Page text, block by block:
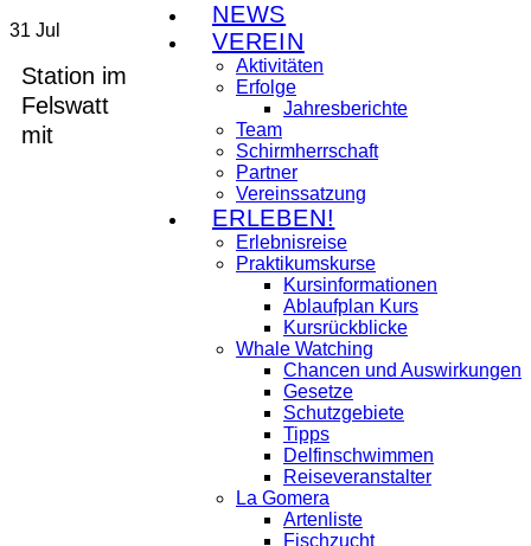
NEWS
VEREIN
Aktivitäten
Erfolge
Jahresberichte
Team
Schirmherrschaft
Partner
Vereinssatzung
ERLEBEN!
Erlebnisreise
Praktikumskurse
Kursinformationen
Ablaufplan Kurs
Kursrückblicke
Whale Watching
Chancen und Auswirkungen
Gesetze
Schutzgebiete
Tipps
Delfinschwimmen
Reiseveranstalter
La Gomera
Artenliste
Fischzucht
31 Jul
Station im
Felswatt
mit